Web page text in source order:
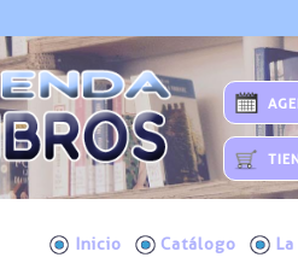
Inicio Catálogo